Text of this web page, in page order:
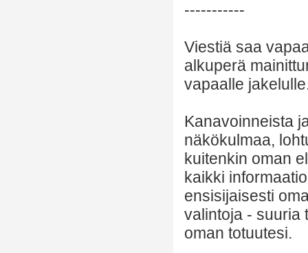
-----------
Viestiä saa
alkuperä
vapaalle
Kanavoinneista
näkökulmaa,
kuitenkin oman
kaikki
ensisijaisesti
valintoja - suuria
oman totuutesi.